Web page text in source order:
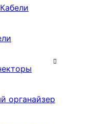
органайзер